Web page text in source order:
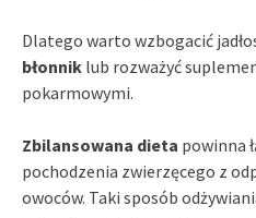
Dlatego warto wzbogacić
błonnik lub rozważyć
pokarmowymi.
Zbilansowana dieta powinna
pochodzenia zwierzęcego z
owoców. Taki sposób